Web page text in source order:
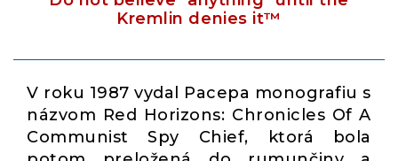
Kremlin denies it™
V roku 1987 vydal Pacepa monografiu s
názvom Red Horizons: Chronicles Of A
Communist Spy Chief, ktorá bola